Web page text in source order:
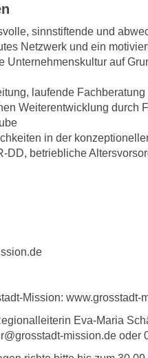
sinnstiftende und
Netzwerk und ein
Unternehmenskultur auf
laufende
Weiterentwicklung durch
in der
DD, betriebliche
Mission: www.grosstadt-
Eva-Maria
mission.de oder